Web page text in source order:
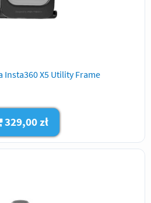
Insta360 X5 Utility Frame
329,00 zł